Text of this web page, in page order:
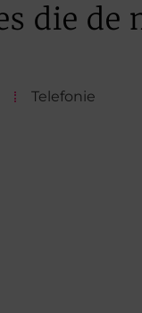
die de
Telefonie